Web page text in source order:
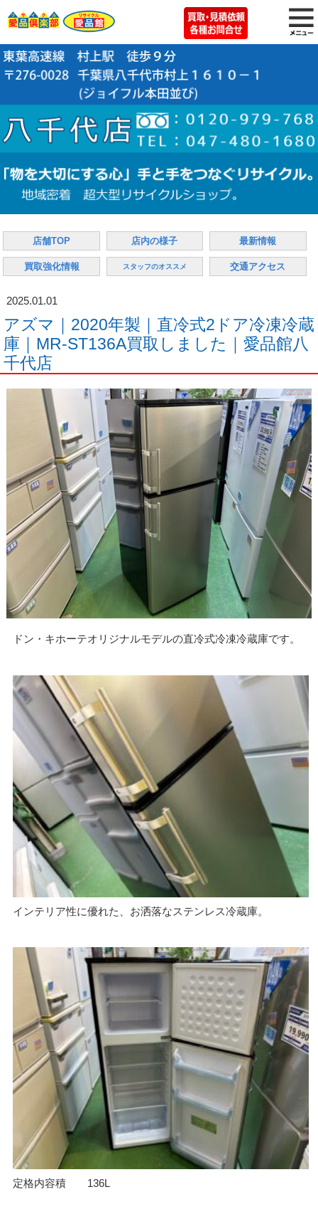
店舗TOP 店内の様子 最新情報
買取強化情報 スタッフのオススメ 交通アクセス
2025.01.01
アズマ｜2020年製｜直冷式2ドア冷凍冷蔵
庫｜MR-ST136A買取しました｜愛品館八
千代店
ドン・キホーテオリジナルモデルの直冷式冷凍冷蔵庫です。
インテリア性に優れた、お洒落なステンレス冷蔵庫。
定格内容積 136L